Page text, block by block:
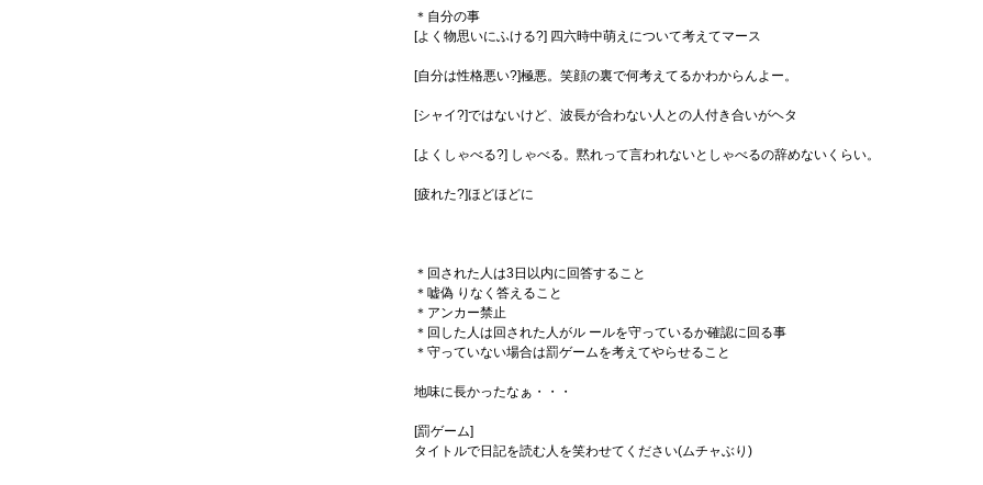
＊自分の事
[よく物思いにふける?] 四六時中萌えについて考えてマース
[自分は性格悪い?]極悪。笑顔の裏で何考えてるかわからんよー。
[シャイ?]ではないけど、波長が合わない人との人付き合いがヘタ
[よくしゃべる?] しゃべる。黙れって言われないとしゃべるの辞めないくらい。
[疲れた?]ほどほどに
＊回された人は3日以内に回答すること
＊嘘偽 りなく答えること
＊アンカー禁止
＊回した人は回された人がル ールを守っているか確認に回る事
＊守っていない場合は罰ゲームを考えてやらせること
地味に長かったなぁ・・・
[罰ゲーム]
タイトルで日記を読む人を笑わせてください(ムチャぶり)